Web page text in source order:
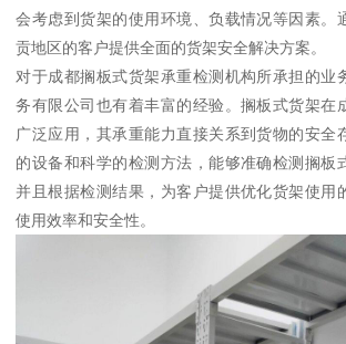
会考虑到货架的使用环境、负载情况等因素。
贡地区的客户提供全面的货架安全解决方案。
对于成都搁板式货架承重检测机构所承担的业
务有限公司也有着丰富的经验。搁板式货架在
广泛应用，其承重能力直接关系到货物的安全
的设备和科学的检测方法，能够准确检测搁板
并且根据检测结果，为客户提供优化货架使用
使用效率和安全性。